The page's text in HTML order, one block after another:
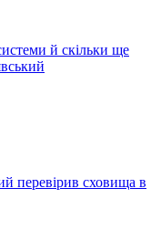
й скільки ще
перевірив сховища в